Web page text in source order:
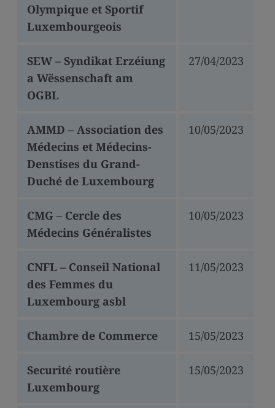
Olympique et Sportif
Luxembourgeois
SEW – Syndikat Erzéiung
a Wëssenschaft am
OGBL
27/04/2023
AMMD – Association des
Médecins et Médecins-
Denstises du Grand-
Duché de Luxembourg
10/05/2023
CMG – Cercle des
Médecins Généralistes
10/05/2023
CNFL – Conseil National
des Femmes du
Luxembourg asbl
11/05/2023
Chambre de Commerce 15/05/2023
Securité routière
Luxembourg
15/05/2023